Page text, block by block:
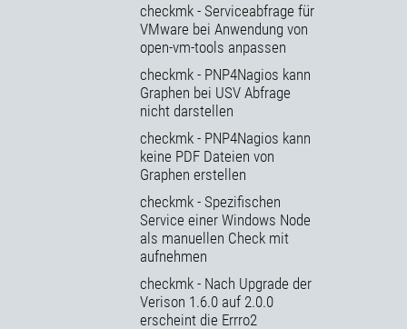
checkmk - Serviceabfrage für
VMware bei Anwendung von
open-vm-tools anpassen
checkmk - PNP4Nagios kann
Graphen bei USV Abfrage
nicht darstellen
checkmk - PNP4Nagios kann
keine PDF Dateien von
Graphen erstellen
checkmk - Spezifischen
Service einer Windows Node
als manuellen Check mit
aufnehmen
checkmk - Nach Upgrade der
Verison 1.6.0 auf 2.0.0
erscheint die Errro2